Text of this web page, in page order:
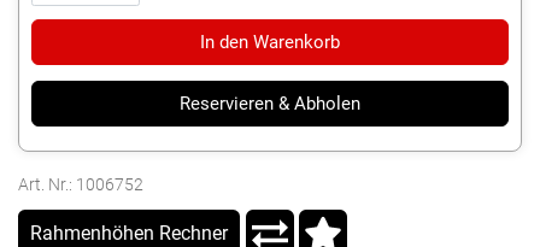
In den Warenkorb
Reservieren & Abholen
Art. Nr.: 1006752
Rahmenhöhen Rechner